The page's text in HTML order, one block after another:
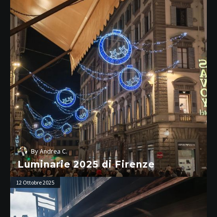
di
Firenze
ByAndrea C.
Luminarie 2025 di Firenze
Takayama
12 Ottobre 2025